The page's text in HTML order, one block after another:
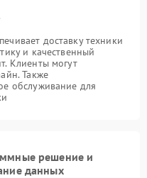
доставку техники
и качественный
Клиенты могут
Также
обслуживание для
решение и
данных